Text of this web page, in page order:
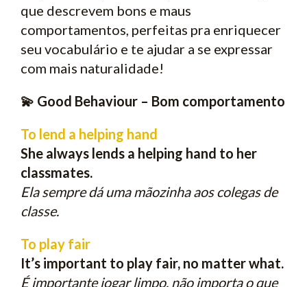
que descrevem bons e maus
comportamentos, perfeitas pra enriquecer
seu vocabulário e te ajudar a se expressar
com mais naturalidade!
💫 Good Behaviour – Bom comportamento
To lend a helping hand
She always lends a helping hand to her
classmates.
Ela sempre dá uma mãozinha aos colegas de
classe.
To play fair
It’s important to play fair, no matter what.
É importante jogar limpo, não importa o que